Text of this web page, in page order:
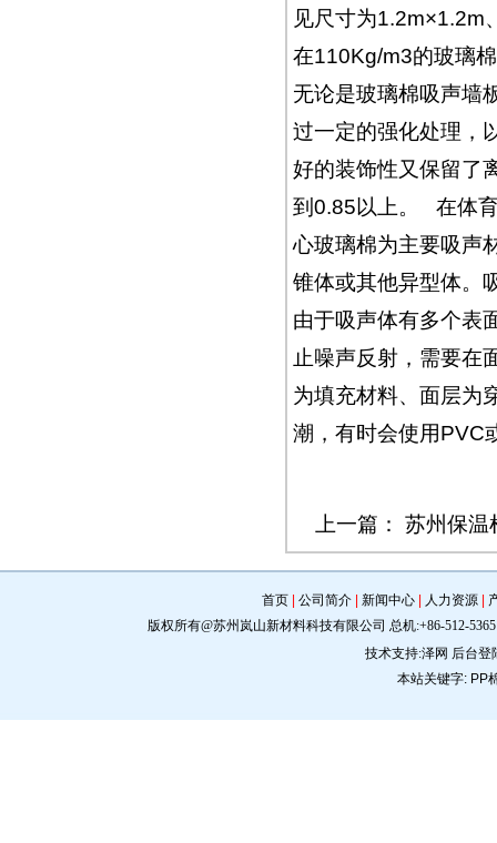
见尺寸为1.2m×1.2m
在110Kg/m3的玻璃
无论是玻璃棉吸声墙
过一定的强化处理，
好的装饰性又保留了
到0.85以上。 在体
心玻璃棉为主要吸声
锥体或其他异型体。
由于吸声体有多个表
止噪声反射，需要在
为填充材料、面层为
潮，有时会使用PVC
上一篇： 苏州保温
首页| 公司简介| 新闻中心| 人力资源|
版权所有@苏州岚山新材料科技有限公司 总机:+86-512-5365
技术支持:泽网 后台登
本站关键字: PP